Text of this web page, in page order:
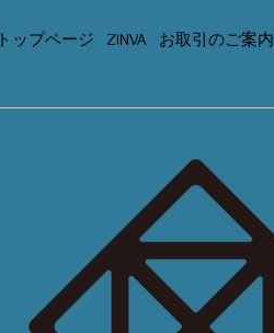
トップページ ZINVA お取引のご案内